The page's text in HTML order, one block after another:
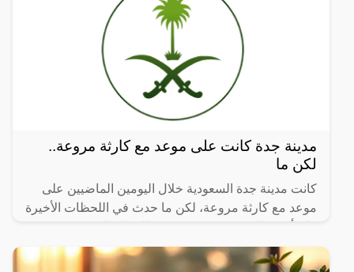
مدينة جدة كانت على موعد مع كارثة مروعة..
لكن ما
كانت مدينة جدة السعودية خلال اليومين الماضيين على
موعد مع كارثة مروعة، لكن ما حدث في اللحظات الأخيرة
احباط